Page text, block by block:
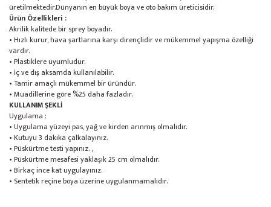
üretilmektedir.Dünyanın en büyük boya ve oto bakım üreticisidir.
Ürün Özellikleri :
Akrilik kalitede bir sprey boyadır.
• Hızlı kurur, hava şartlarına karşı dirençlidir ve mükemmel yapışma özelliği
vardır.
• Plastiklere uyumludur.
• İç ve dış aksamda kullanılabilir.
• Tamir amaçlı mükemmel bir üründür.
• Muadillerine göre %25 daha fazladır.
KULLANIM ŞEKLİ
Uygulama :
• Uygulama yüzeyi pas, yağ ve kirden arınmış olmalıdır.
• Kutuyu 3 dakika çalkalayınız.
• Püskürtme testi yapınız. ,
• Püskürtme mesafesi yaklaşık 25 cm olmalıdır.
• Birkaç ince kat uygulayınız.
• Sentetik reçine boya üzerine uygulanmamalıdır.